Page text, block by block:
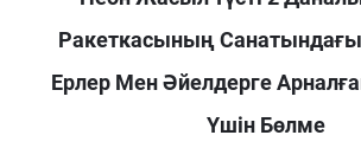
Ракеткасының
Ерлер Мен Әйелдерге
Үшін Бөлме